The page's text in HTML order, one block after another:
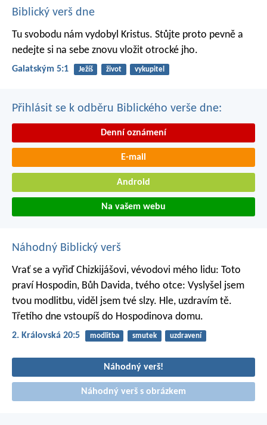
Biblický verš dne
Tu svobodu nám vydobyl Kristus. Stůjte proto pevně a
nedejte si na sebe znovu vložit otrocké jho.
Galatským 5:1 Ježíš život vykupitel
Přihlásit se k odběru Biblického verše dne:
Denní oznámení
E-mail
Android
Na vašem webu
Náhodný Biblický verš
Vrať se a vyřiď Chizkijášovi, vévodovi mého lidu: Toto
praví Hospodin, Bůh Davida, tvého otce: Vyslyšel jsem
tvou modlitbu, viděl jsem tvé slzy. Hle, uzdravím tě.
Třetího dne vstoupíš do Hospodinova domu.
2. Královská 20:5 modlitba smutek uzdravení
Náhodný verš!
Náhodný verš s obrázkem